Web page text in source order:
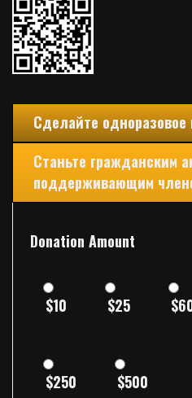
Сделайте одноразовое
Станьте гражданским
поддерживающим
Donation Amount
$10 $25
$250 $500